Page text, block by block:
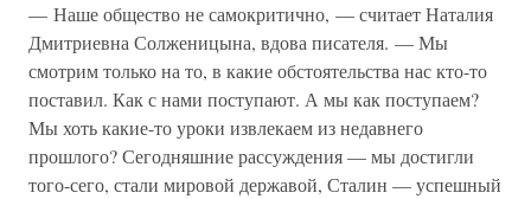
— Наше общество не самокритично, — считает Наталия
Дмитриевна Солженицына, вдова писателя. — Мы
смотрим только на то, в какие обстоятельства нас кто-то
поставил. Как с нами поступают. А мы как поступаем?
Мы хоть какие-то уроки извлекаем из недавнего
прошлого? Сегодняшние рассуждения — мы достигли
того-сего, стали мировой державой, Сталин — успешный